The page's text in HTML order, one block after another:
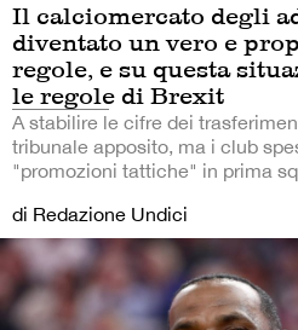
Il calciomercato degli
diventato un vero e
regole, e su questa
le regole di Brexit
A stabilire le cifre dei
tribunale apposito, ma i club
"promozioni tattiche" in prima
di Redazione Undici